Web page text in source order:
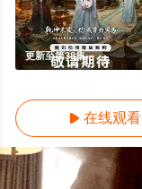
更新至第38集
 在线观看